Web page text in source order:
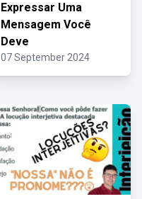
Expressar Uma
Mensagem Você
Deve
07 September 2024